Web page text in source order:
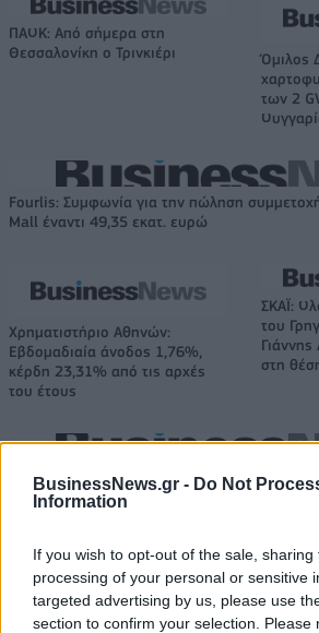
BusinessNews.gr - Do Not
Information
If you wish to opt-out of the sale,
processing of your personal or sensitive
targeted advertising by us, please use
section to confirm your selection. Please
ΠΑΟΚ: Από σήμερα στη
Θεσσαλονίκη ο Τρινκιέρι
Όμιλος
των 2
Fourlis: Συμφωνία για την πώληση
Mall έναντι 49,35 εκατ. ευρώ
Χρηματιστήριο Αθηνών:
Εβδομαδιαία άνοδος 1,76%,
κέρδη 23,31% από τις αρχές
του έτους
ΣΚΑΪ:
του
στη
Media: Με ενίσχυση 8 εκατ. ευρώ σε 451
πρόγραμμα στήριξης- Κάλυψη εισφορών
Η Toyota φέρνει νέα γενιά
μπαταριών για τα υβριδικά της
Σε